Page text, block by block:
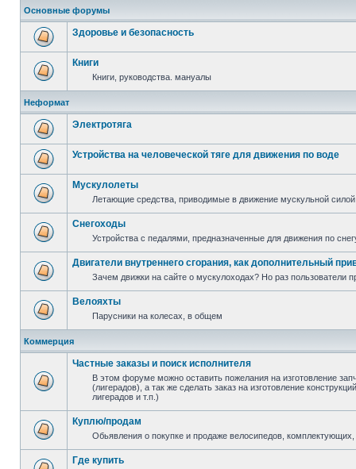
Основные форумы
Здоровье и безопасность
Книги
Книги, руководства. мануалы
Неформат
Электротяга
Устройства на человеческой тяге для движения по воде
Мускулолеты
Летающие средства, приводимые в движение мускульной силой
Снегоходы
Устройства с педалями, предназначенные для движения по
Двигатели внутреннего сгорания, как дополнительный
Зачем движки на сайте о мускулоходах? Но раз пользователи
Велояхты
Парусники на колесах, в общем
Коммерция
Частные заказы и поиск исполнителя
В этом форуме можно оставить пожелания на изготовление
(лигерадов), а так же сделать заказ на изготовление
лигерадов и т.п.)
Куплю/продам
Обьявления о покупке и продаже велосипедов,
Где купить